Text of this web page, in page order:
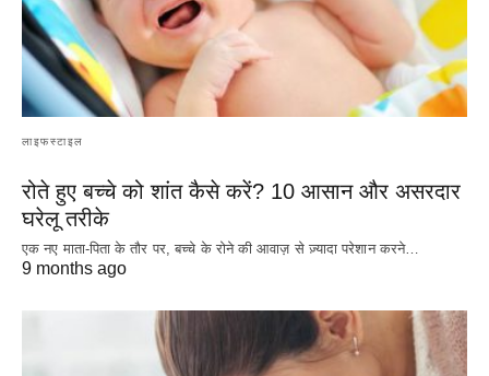
लाइफस्टाइल
रोते हुए बच्चे को शांत कैसे करें? 10 आसान और असरदार
घरेलू तरीके
एक नए माता-पिता के तौर पर, बच्चे के रोने की आवाज़ से ज़्यादा परेशान करने…
9 months ago